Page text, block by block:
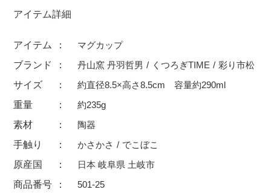
価格
500円未満 99円未満 100円～
500円～
1,500円〜
5,000円～9,999円 5,000円〜
ブランド・窯名・作家名
アイテム詳細
アイテム
マグカップ
ブランド
丹山窯 丹羽哲男 くつろぎTIME
彩り市松
サイズ
約直径8.5×高さ8.5cm 容量約290ml
重量
約235g
素材
陶器
手触り
かさかさ
でこぼこ
原産国
日本 岐阜県 土岐市
商品番号
501-25